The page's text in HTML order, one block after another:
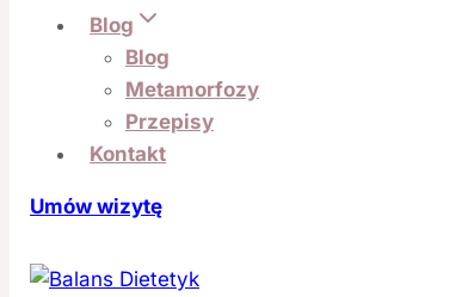
Blog
Blog
Metamorfozy
Przepisy
Kontakt
Umów wizytę